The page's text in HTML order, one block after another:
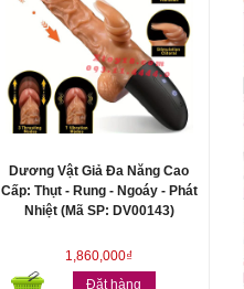
Dương Vật Giả Đa Năng Cao
Cấp: Thụt - Rung - Ngoáy - Phát
Nhiệt (Mã SP: DV00143)
1,860,000₫
Đặt hàng